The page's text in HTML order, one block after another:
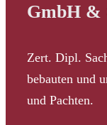
GmbH &
Zert. Dipl.
bebauten und
und Pachten.